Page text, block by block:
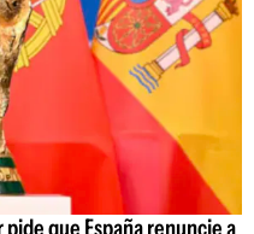
que España renuncie a